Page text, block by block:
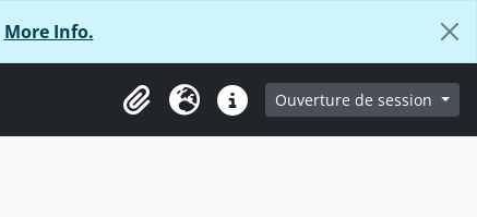
More Info.
Presse-papier
LangueLiens rapidesOuverture de session